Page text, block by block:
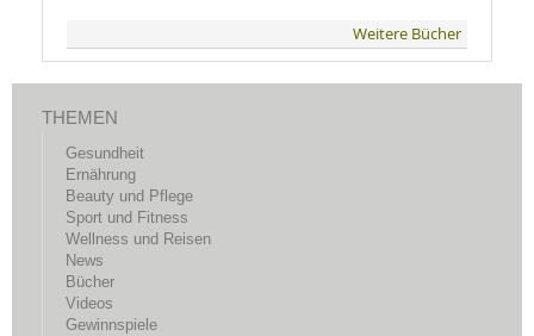
Weitere Bücher
THEMEN
Gesundheit
Ernährung
Beauty und Pflege
Sport und Fitness
Wellness und Reisen
News
Bücher
Videos
Gewinnspiele